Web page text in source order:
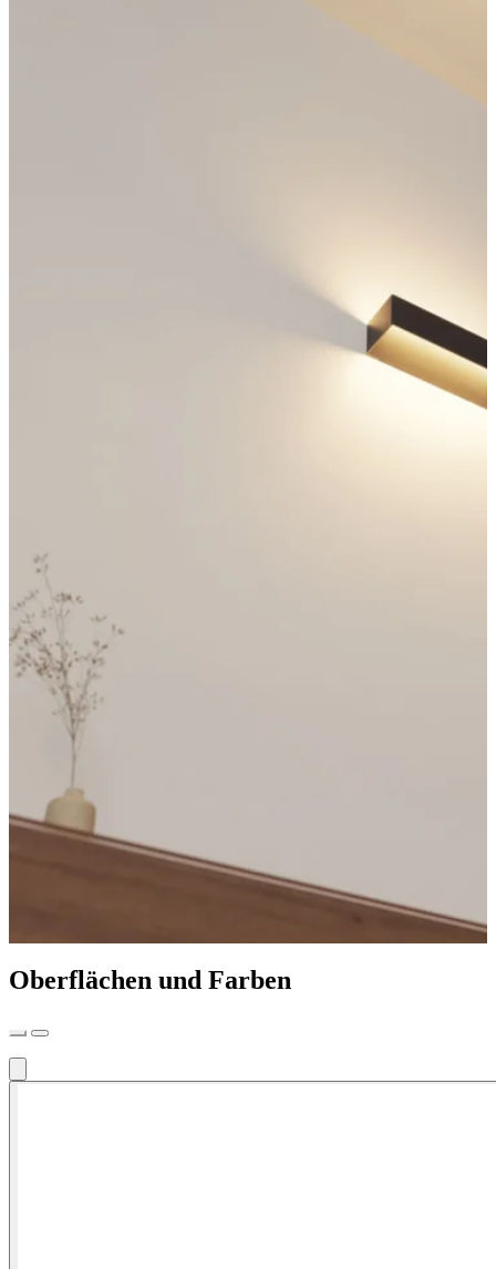
Oberflächen und Farben